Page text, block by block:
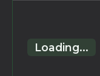
Loading...